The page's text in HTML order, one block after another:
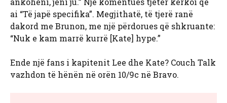
ai “Të japë specifika”. Megjithatë, të tjerë ranë
dakord me Brunon, me një përdorues që shkruante:
“Nuk e kam marrë kurrë [Kate] hype.”
Ende një fans i kapitenit Lee dhe Kate? Couch Talk
vazhdon të hënën në orën 10/9c në Bravo.